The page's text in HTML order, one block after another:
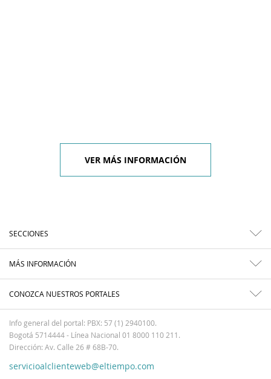
VER MÁS INFORMACIÓN
SECCIONES
MÁS INFORMACIÓN
CONOZCA NUESTROS PORTALES
Info general del portal: PBX: 57 (1) 2940100.
Bogotá 5714444 - Línea Nacional 01 8000 110 211.
Dirección: Av. Calle 26 # 68B-70.
servicioalclienteweb@eltiempo.com